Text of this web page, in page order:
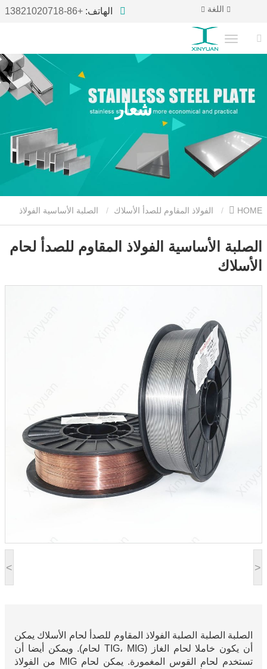
الهاتف: +86-13821020718 اللغة
شعار
HOME الفولاذ المقاوم للصدأ الأسلاك الصلبة الأساسية الفولاذ
المقاوم للصدأ لحام الأسلاك
< >
الصلبة الأساسية الفولاذ المقاوم للصدأ لحام
الأسلاك
الصلبة الصلبة الصلبة الفولاذ المقاوم للصدأ لحام الأسلاك يمكن
أن يكون خاملا لحام الغاز (TIG، MIG لحام). ويمكن أيضا أن
تستخدم لحام القوس المغمورة. يمكن لحام MIG من الفولاذ